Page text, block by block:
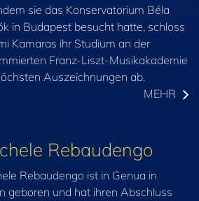
sie das Konservatorium Béla
in Budapest besucht hatte, schloss
Kamaras ihr Studium an der
Franz-Liszt-Musikakademie
Auszeichnungen ab.
MEHR
Rebaudengo
Rebaudengo ist in Genua in
geboren und hat ihren Abschluss